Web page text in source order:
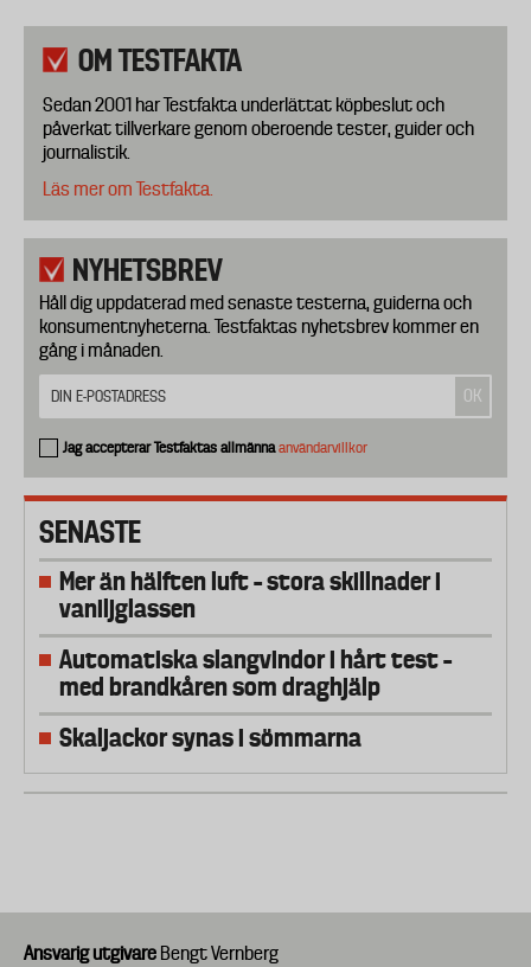
OM TESTFAKTA
Sedan 2001 har Testfakta underlättat köpbeslut och
påverkat tillverkare genom oberoende tester, guider och
journalistik.
Läs mer om Testfakta.
NYHETSBREV
Håll dig uppdaterad med senaste testerna, guiderna och
konsumentnyheterna. Testfaktas nyhetsbrev kommer en
gång i månaden.
Jag accepterar Testfaktas allmännaanvändarvillkor
SENASTE
Mer än hälften luft – stora skillnader i
vaniljglassen
Automatiska slangvindor i hårt test –
med brandkåren som draghjälp
Skaljackor synas i sömmarna
Ansvarig utgivare Bengt Vernberg